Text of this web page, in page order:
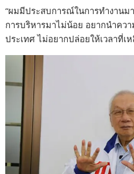
“ผมมีประสบการณ์ในการทำงานม
การบริหารมาไม่น้อย อยากนำคว
ประเทศ ไม่อยากปล่อยให้เวลาที่